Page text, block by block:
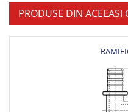
PRODUSE DIN ACEEASI